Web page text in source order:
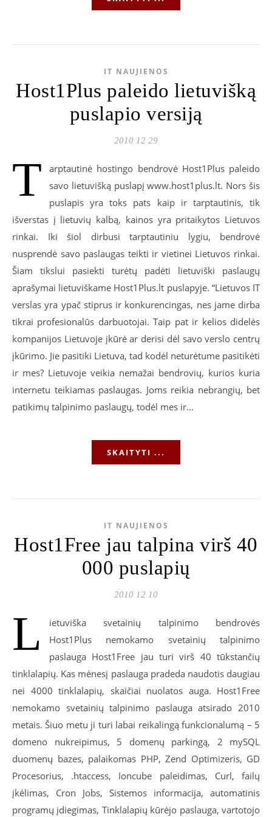
IT NAUJIENOS
Host1Plus paleido lietuvišką
puslapio versiją
2010 12 29
T
arptautinė hostingo bendrovė Host1Plus paleido
savo lietuvišką puslapį www.host1plus.lt. Nors šis
puslapis yra toks pats kaip ir tarptautinis, tik
išverstas į lietuvių kalbą, kainos yra pritaikytos Lietuvos
rinkai. Iki šiol dirbusi tarptautiniu lygiu, bendrovė
nusprendė savo paslaugas teikti ir vietinei Lietuvos rinkai.
Šiam tikslui pasiekti turėtų padėti lietuviški paslaugų
aprašymai lietuviškame Host1Plus.lt puslapyje. “Lietuvos IT
verslas yra ypač stiprus ir konkurencingas, nes jame dirba
tikrai profesionalūs darbuotojai. Taip pat ir kelios didelės
kompanijos Lietuvoje įkūrė ar derisi dėl savo verslo centrų
įkūrimo. Jie pasitiki Lietuva, tad kodėl neturėtume pasitikėti
ir mes? Lietuvoje veikia nemažai bendrovių, kurios kuria
internetu teikiamas paslaugas. Joms reikia nebrangių, bet
patikimų talpinimo paslaugų, todėl mes ir…
SKAITYTI ...
IT NAUJIENOS
Host1Free jau talpina virš 40
000 puslapių
2010 12 10
L
ietuviška svetainių talpinimo bendrovės
Host1Plus nemokamo svetainių talpinimo
paslauga Host1Free jau turi virš 40 tūkstančių
tinklalapių. Kas mėnesį paslauga pradeda naudotis daugiau
nei 4000 tinklalapių, skaičiai nuolatos auga. Host1Free
nemokamo svetainių talpinimo paslauga atsirado 2010
metais. Šiuo metu ji turi labai reikalingą funkcionalumą – 5
domeno nukreipimus, 5 domenų parkingą, 2 mySQL
duomenų bazes, palaikomas PHP, Zend Optimizeris, GD
Procesorius, .htaccess, Ioncube paleidimas, Curl, failų
įkėlimas, Cron Jobs, Sistemos informacija, automatinis
programų įdiegimas, Tinklalapių kūrėjo paslauga, vartotojo